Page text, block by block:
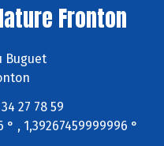
Fronton
Buguet
27 78 59
° , 1,39267459999996 °